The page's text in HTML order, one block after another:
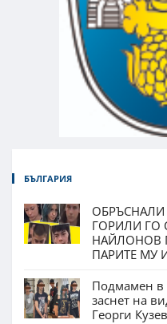
БЪЛГАРИЯ
ОБРЪСНАЛИ
ГОРИЛИ ГО
НАЙЛОНОВ
ПАРИТЕ МУ
Подмамен в
заснет на
Георги